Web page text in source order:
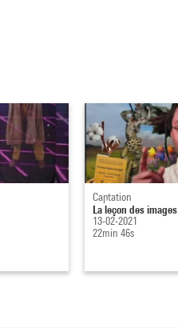
Captation
La leçon des
13-02-2021
22min 46s